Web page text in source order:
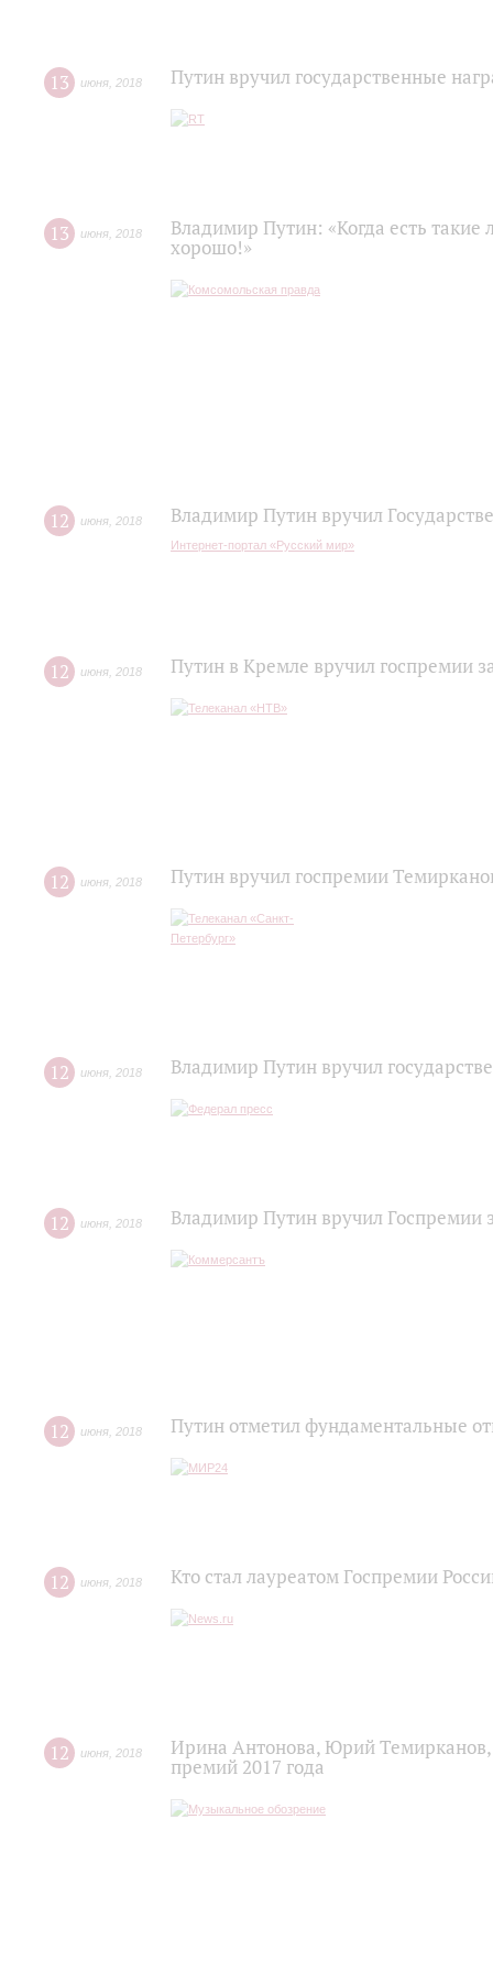
13 июня 2018 Путин вручил государственные
13 июня 2018
Владимир Путин: «Когда есть
хорошо!»
12 июня 2018 Владимир Путин вручил
Интернет-портал «Русский мир»
12 июня 2018 Путин в Кремле вручил госпремии
12 июня 2018 Путин вручил госпремии
12 июня 2018 Владимир Путин вручил
12 июня 2018 Владимир Путин вручил Госпремии
12 июня 2018 Путин отметил фундаментальные
12 июня 2018 Кто стал лауреатом Госпремии
12 июня 2018
Ирина Антонова, Юрий
премий 2017 года